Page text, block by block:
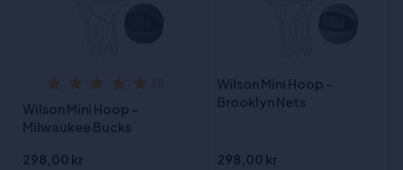
Wilson Mini Hoop -
Milwaukee Bucks
298,00 kr
Wilson Mini Hoop -
Brooklyn Nets
298,00 kr